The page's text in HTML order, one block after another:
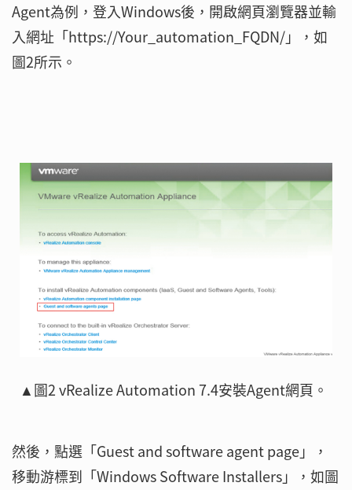
Agent為例，登入Windows後，開啟網頁瀏覽器並輸
入網址「https://Your_automation_FQDN/」，如
圖2所示。
▲圖2 vRealize Automation 7.4安裝Agent網頁。
然後，點選「Guest and software agent page」，
移動游標到「Windows Software Installers」，如圖